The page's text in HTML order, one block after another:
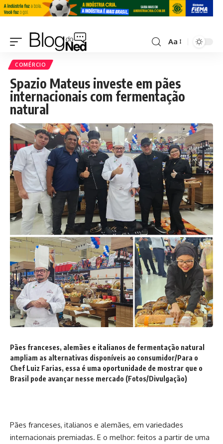
Aa
COMÉRCIO
Spazio Mateus investe em pães
internacionais com fermentação
natural
Pães franceses, alemães e italianos de fermentação natural
ampliam as alternativas disponíveis ao consumidor/Para o
Chef Luiz Farias, essa é uma oportunidade de mostrar que o
Brasil pode avançar nesse mercado (Fotos/Divulgação)
Pães franceses, italianos e alemães, em variedades
internacionais premiadas. E o melhor: feitos a partir de uma